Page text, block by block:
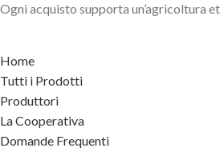
Ogni acquisto supporta un’agricoltura
Home
Tutti i Prodotti
Produttori
La Cooperativa
Domande Frequenti